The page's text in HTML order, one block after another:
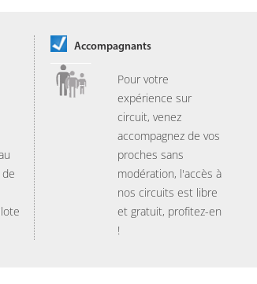
Accompagnants
Pour votre
expérience sur
circuit, venez
accompagnez de vos
proches sans
modération, l'accès à
nos circuits est libre
et gratuit, profitez-en
!